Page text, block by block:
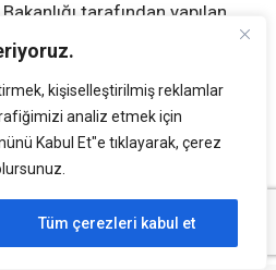
kişiselleştirilmiş reklamlar
analiz etmek için
Kabul Et"e tıklayarak, çerez
Tüm çerezleri kabul et
tarafından yapılan
için belirlenen taban ve
aralıkları oldukça dar bir
81-84 puan aralığı, birçok
temel faktörlerden biri
Atama Puanları